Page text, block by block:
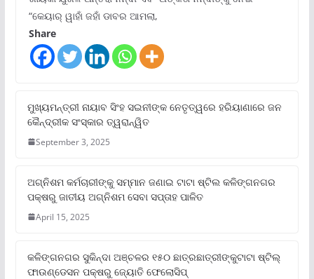
“କେୟାର୍ ୱାହାଁ ଜହାଁ ଡାବର ଆମଲା,
Share
ମୁଖ୍ୟମନ୍ତ୍ରୀ ନାୟାବ ସିଂହ ସଇନୀଙ୍କ ନେତୃତ୍ୱରେ ହରିୟାଣାରେ ଜନ
କୈନ୍ଦ୍ରୀକ ସଂସ୍କାର ତ୍ୱରାନ୍ୱିତ
September 3, 2025
ଅଗ୍ନିଶମ କର୍ମଚାରୀଙ୍କୁ ସମ୍ମାନ ଜଣାଇ ଟାଟା ଷ୍ଟିଲ କଳିଙ୍ଗନଗର
ପକ୍ଷରୁ ଜାତୀୟ ଅଗ୍ନିଶମ ସେବା ସପ୍ତାହ ପାଳିତ
April 15, 2025
କଳିଙ୍ଗନଗର ସୁକିନ୍ଦା ଅଞ୍ଚଳର ୧୫୦ ଛାତ୍ରଛାତ୍ରୀଙ୍କୁଟାଟା ଷ୍ଟିଲ୍
ଫାଉଣ୍ଡେସନ ପକ୍ଷରୁ ଜ୍ୟୋତି ଫେଲୋସିପ୍‌